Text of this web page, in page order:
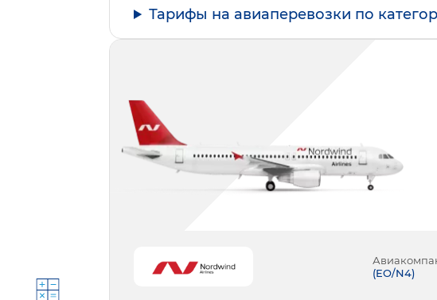
Тарифы на авиаперевозки по
(EO/N4)